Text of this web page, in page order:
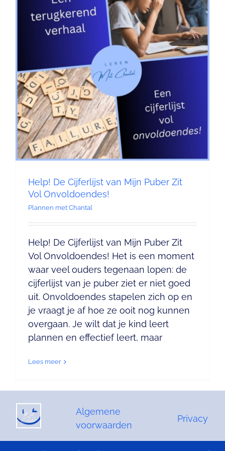
Contact
Help! De Cijferlijst van Mijn Puber Zit
Vol Onvoldoendes!
Plannen met Chantal
Help! De Cijferlijst van Mijn Puber Zit
Vol Onvoldoendes! Het is een moment
waar veel ouders tegenaan lopen: de
cijferlijst van je puber ziet er niet goed
uit. Onvoldoendes stapelen zich op en
je vraagt je af hoe ze ooit nog kunnen
overgaan. Je wilt dat je kind leert
plannen en effectief leert, maar
Lees meer
Algemene
voorwaarden
Privacy